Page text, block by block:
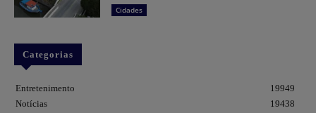
Cidades
Categorias
Entretenimento
19949
Notícias
19438